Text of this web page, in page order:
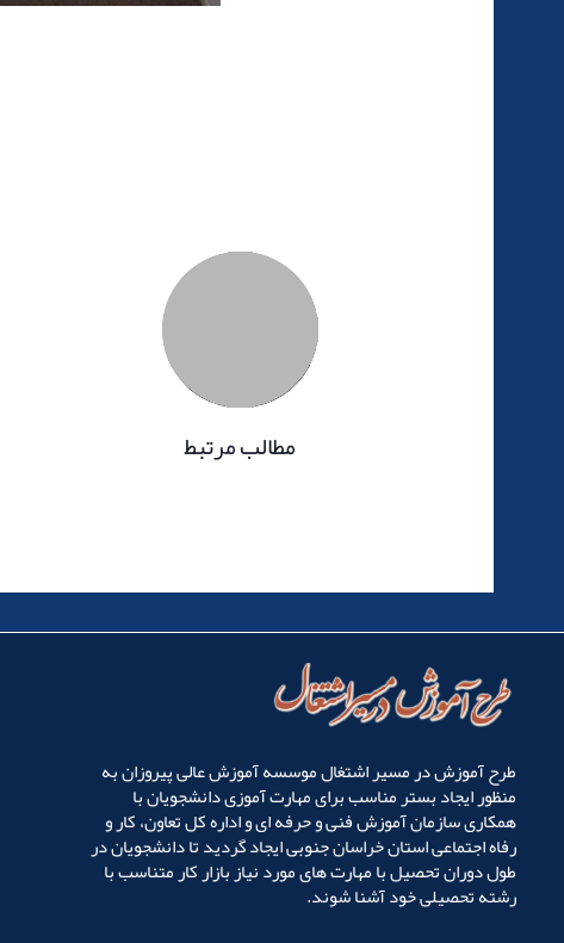
مطالب مرتبط
طرح آموزش در مسیر اشتغال موسسه آموزش عالی پیروزان به
منظور ایجاد بستر مناسب برای مهارت آموزی دانشجویان با
همکاری سازمان آموزش فنی و حرفه ای و اداره کل تعاون، کار و
رفاه اجتماعی استان خراسان جنوبی ایجاد گردید تا دانشجویان در
طول دوران تحصیل با مهارت های مورد نیاز بازار کار متناسب با
رشته تحصیلی خود آشنا شوند.